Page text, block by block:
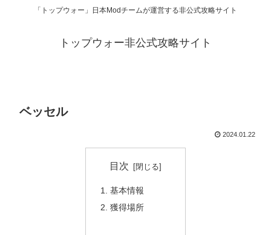
「トップウォー」日本Modチームが運営する非公式攻略サイト
トップウォー非公式攻略サイト
ベッセル
2024.01.22
目次
基本情報
獲得場所